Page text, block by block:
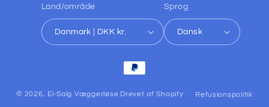
Land/område
Danmark | DKK kr.
Sprog
Dansk
Betalingsmetoder
© 2026, El-Salg Væggerløse Drevet af Shopify Refusionspolitik